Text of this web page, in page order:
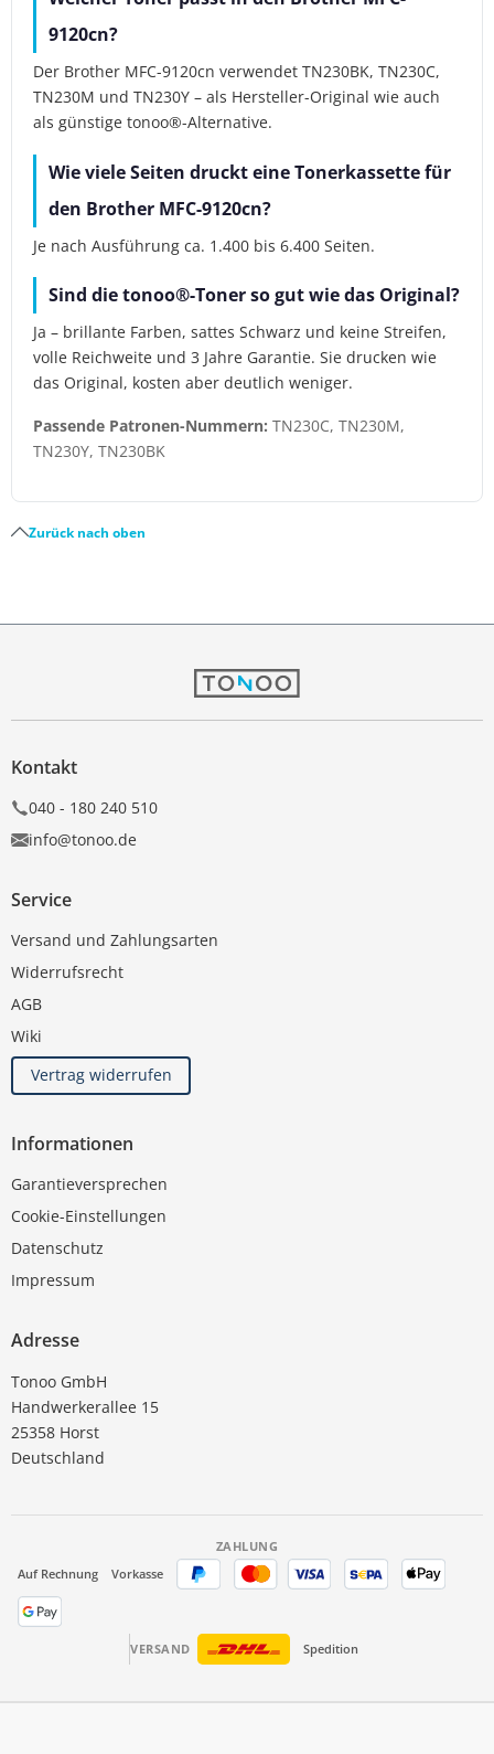
9120cn?
Der Brother MFC-9120cn verwendet TN230BK, TN230C,
TN230M und TN230Y – als Hersteller-Original wie auch
als günstige tonoo®-Alternative.
Wie viele Seiten druckt eine Tonerkassette für
den Brother MFC-9120cn?
Je nach Ausführung ca. 1.400 bis 6.400 Seiten.
Sind die tonoo®-Toner so gut wie das Original?
Ja – brillante Farben, sattes Schwarz und keine Streifen,
volle Reichweite und 3 Jahre Garantie. Sie drucken wie
das Original, kosten aber deutlich weniger.
Passende Patronen-Nummern: TN230C, TN230M,
TN230Y, TN230BK
Zurück nach oben
Kontakt
040 - 180 240 510
info@tonoo.de
Service
Versand und Zahlungsarten
Widerrufsrecht
AGB
Wiki
Vertrag widerrufen
Informationen
Garantieversprechen
Cookie-Einstellungen
Datenschutz
Impressum
Adresse
Tonoo GmbH
Handwerkerallee 15
25358 Horst
Deutschland
ZAHLUNG
Auf Rechnung
Vorkasse
VERSAND Spedition